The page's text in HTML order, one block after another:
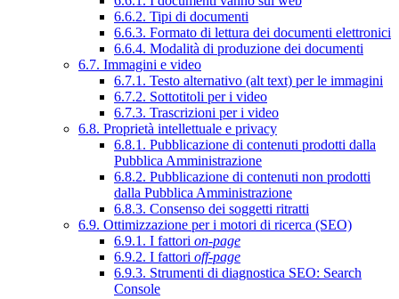
6.6.2. Tipi di documenti
6.6.3. Formato di lettura dei documenti elettronici
6.6.4. Modalità di produzione dei documenti
6.7. Immagini e video
6.7.1. Testo alternativo (alt text) per le immagini
6.7.2. Sottotitoli per i video
6.7.3. Trascrizioni per i video
6.8. Proprietà intellettuale e privacy
6.8.1. Pubblicazione di contenuti prodotti dalla
Pubblica Amministrazione
6.8.2. Pubblicazione di contenuti non prodotti
dalla Pubblica Amministrazione
6.8.3. Consenso dei soggetti ritratti
6.9. Ottimizzazione per i motori di ricerca (SEO)
6.9.1. I fattori on-page
6.9.2. I fattori off-page
6.9.3. Strumenti di diagnostica SEO: Search
Console